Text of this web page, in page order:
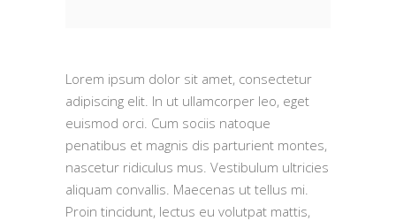
Lorem ipsum dolor sit amet, consectetur
adipiscing elit. In ut ullamcorper leo, eget
euismod orci. Cum sociis natoque
penatibus et magnis dis parturient montes,
nascetur ridiculus mus. Vestibulum ultricies
aliquam convallis. Maecenas ut tellus mi.
Proin tincidunt, lectus eu volutpat mattis,